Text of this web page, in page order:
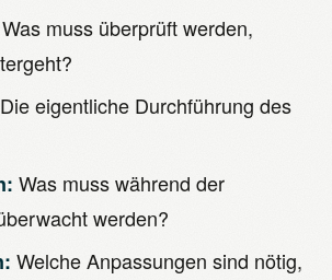
Was muss überprüft werden,
Die eigentliche Durchführung des
Was muss während der
werden?
Welche Anpassungen sind nötig,